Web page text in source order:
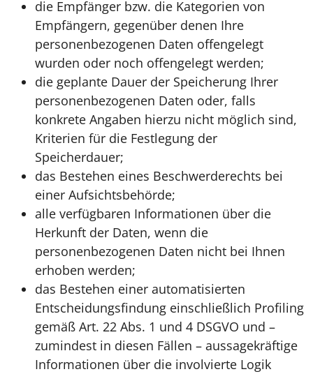
die Empfänger bzw. die Kategorien von
Empfängern, gegenüber denen Ihre
personenbezogenen Daten offengelegt
wurden oder noch offengelegt werden;
die geplante Dauer der Speicherung Ihrer
personenbezogenen Daten oder, falls
konkrete Angaben hierzu nicht möglich sind,
Kriterien für die Festlegung der
Speicherdauer;
das Bestehen eines Beschwerderechts bei
einer Aufsichtsbehörde;
alle verfügbaren Informationen über die
Herkunft der Daten, wenn die
personenbezogenen Daten nicht bei Ihnen
erhoben werden;
das Bestehen einer automatisierten
Entscheidungsfindung einschließlich Profiling
gemäß Art. 22 Abs. 1 und 4 DSGVO und –
zumindest in diesen Fällen – aussagekräftige
Informationen über die involvierte Logik